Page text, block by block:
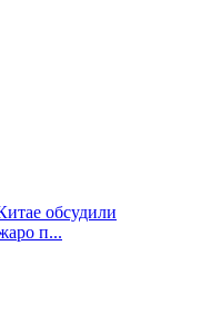
обсудили
п...